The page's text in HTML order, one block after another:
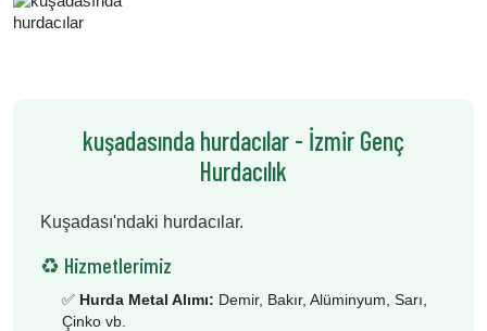
kuşadasında hurdacılar - İzmir Genç
Hurdacılık
Kuşadası'ndaki hurdacılar.
♻️ Hizmetlerimiz
✅ Hurda Metal Alımı: Demir, Bakır, Alüminyum, Sarı,
Çinko vb.